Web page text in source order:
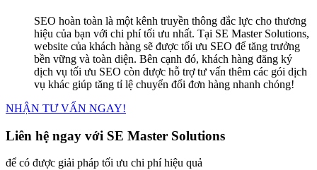
SEO hoàn toàn là một kênh truyền thông đắc lực cho thương
hiệu của bạn với chi phí tối ưu nhất. Tại SE Master Solutions,
website của khách hàng sẽ được tối ưu SEO để tăng trưởng
bền vững và toàn diện. Bên cạnh đó, khách hàng đăng ký
dịch vụ tối ưu SEO còn được hỗ trợ tư vấn thêm các gói dịch
vụ khác giúp tăng tỉ lệ chuyển đổi đơn hàng nhanh chóng!
NHẬN TƯ VẤN NGAY!
Liên hệ ngay với SE Master Solutions
để có được giải pháp tối ưu chi phí hiệu quả